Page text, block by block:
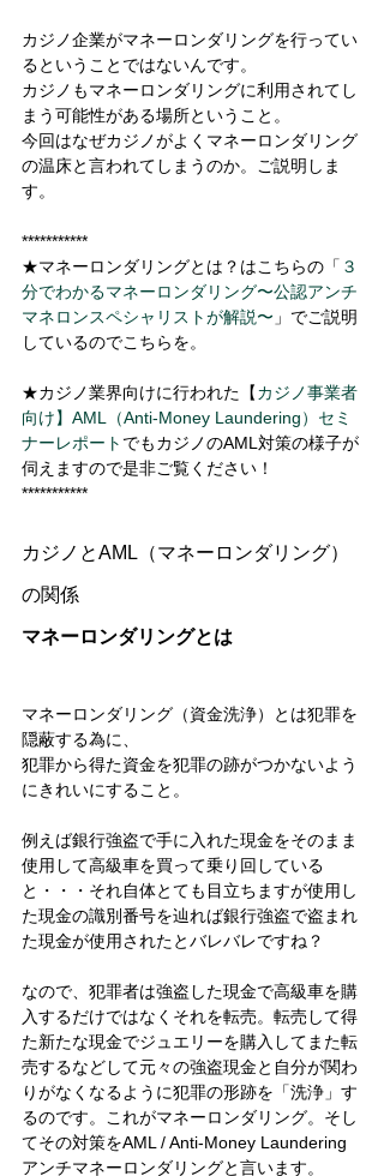
カジノ企業がマネーロンダリングを行ってい
るということではないんです。
カジノもマネーロンダリングに利用されてし
まう可能性がある場所ということ。
今回はなぜカジノがよくマネーロンダリング
の温床と言われてしまうのか。ご説明しま
す。
***********
★マネーロンダリングとは？はこちらの「 ３
分でわかるマネーロンダリング〜公認アンチ
マネロンスペシャリストが解説〜 」でご説明
しているのでこちらを。
★カジノ業界向けに行われた【カジノ事業者
向け】AML（Anti-Money Laundering）セミ
ナーレポート でもカジノのAML対策の様子が
伺えますので是非ご覧ください！
***********
カジノとAML（マネーロンダリング）
の関係
マネーロンダリングとは
マネーロンダリング（資金洗浄）とは犯罪を
隠蔽する為に、
犯罪から得た資金を犯罪の跡がつかないよう
にきれいにすること。
例えば銀行強盗で手に入れた現金をそのまま
使用して高級車を買って乗り回している
と・・・それ自体とても目立ちますが使用し
た現金の識別番号を辿れば銀行強盗で盗まれ
た現金が使用されたとバレバレですね？
なので、犯罪者は強盗した現金で高級車を購
入するだけではなくそれを転売。転売して得
た新たな現金でジュエリーを購入してまた転
売するなどして元々の強盗現金と自分が関わ
りがなくなるように犯罪の形跡を「洗浄」す
るのです。これがマネーロンダリング。そし
てその対策をAML / Anti-Money Laundering
アンチマネーロンダリングと言います。